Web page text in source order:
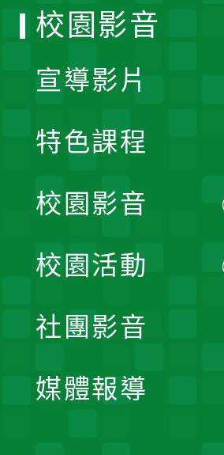
校園影音
宣導影片
特色課程
校園影音
校園活動
社團影音
媒體報導